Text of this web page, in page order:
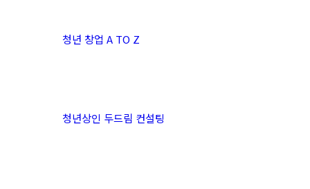
청년 창업 A TO Z
청년상인 두드림 컨설팅